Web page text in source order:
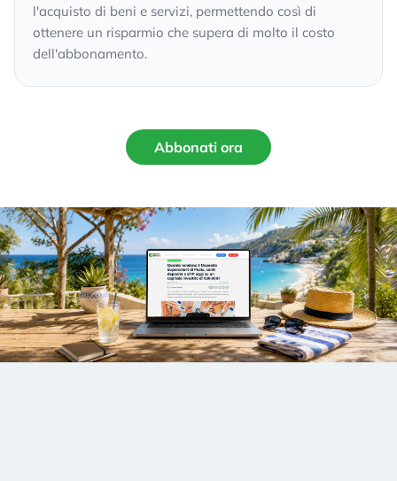
l'acquisto di beni e servizi, permettendo così di
ottenere un risparmio che supera di molto il costo
dell'abbonamento.
Abbonati ora